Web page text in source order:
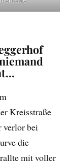
Kreisstraße
verlor bei
die
mit voller